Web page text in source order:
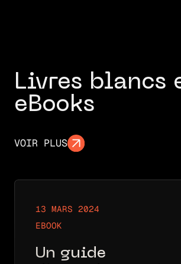
Livres blancs
eBooks
VOIR PLUS
13 MARS 2024
EBOOK
Un guide